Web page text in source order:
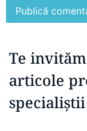
Te
articole